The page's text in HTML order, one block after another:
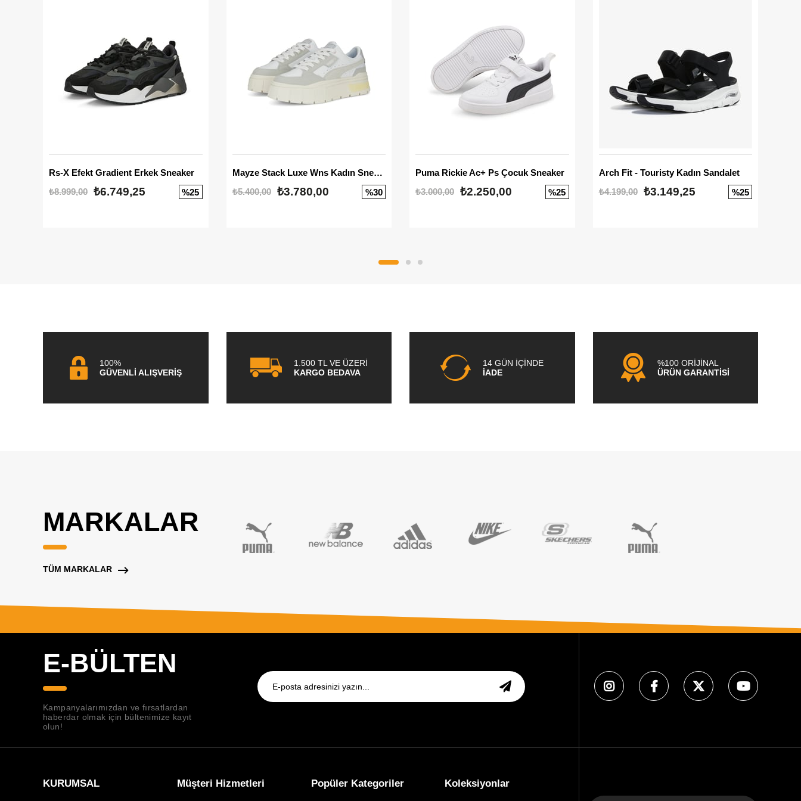
Rs-X Efekt Gradient Erkek Sneaker
₺8.999,00 ₺6.749,25 %25
Mayze Stack Luxe Wns Kadın Sneaker
₺5.400,00
₺3.780,00 %30
Puma Rickie Ac+ Ps Çocuk Sneaker
₺3.000,00 ₺2.250,00 %25
Arch Fit - Touristy Kadın Sandalet
₺4.199,00
₺3.149,25 %25
100%
GÜVENLİ ALIŞVERİŞ
1.500 TL VE ÜZERİ
KARGO BEDAVA
14 GÜN İÇİNDE
İADE
%100 ORİJİNAL
ÜRÜN GARANTİSİ
MARKALAR
TÜM MARKALAR
E-BÜLTEN
Kampanyalarımızdan ve fırsatlardan
haberdar olmak için bültenimize kayıt
olun!
KURUMSAL Müşteri Hizmetleri Popüler Kategoriler Koleksiyonlar